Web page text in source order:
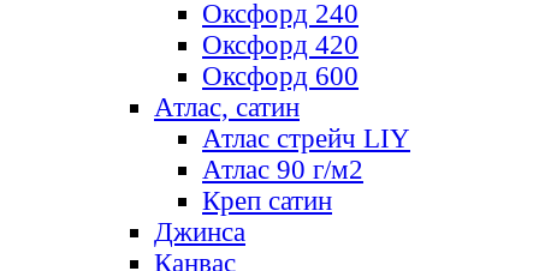
Оксфорд 240
Оксфорд 420
Оксфорд 600
Атлас, сатин
Атлас стрейч LIY
Атлас 90 г/м2
Креп сатин
Джинса
Канвас